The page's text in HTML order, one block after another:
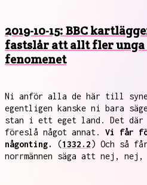
2019-10-15: BBC
fastslår att allt fler
fenomenet
Ni anför alla de här till
egentligen kanske ni bara
stan i ett eget land. Det där
föreslå något annat. Vi får
någonting.
(1332.2) Och så
norrmännen säga att nej, nej,